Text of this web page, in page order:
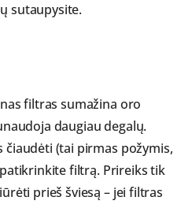
sutaupysite.
filtras sumažina oro
daugiau degalų.
čiaudėti (tai pirmas požymis,
filtrą. Prireiks tik
prieš šviesą – jei filtras